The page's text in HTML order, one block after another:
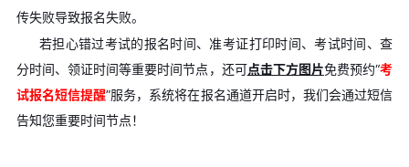
传失败导致报名失败。
若担心错过考试的报名时间、准考证打印时间、考试时间、查
分时间、领证时间等重要时间节点，还可点击下方图片免费预约“考
试报名短信提醒”服务，系统将在报名通道开启时，我们会通过短信
告知您重要时间节点！